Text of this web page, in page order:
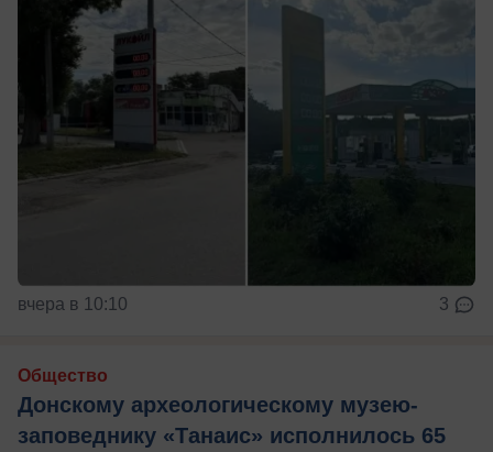
вчера в 10:10 3
Общество
Донскому археологическому музею-
заповеднику «Танаис» исполнилось 65